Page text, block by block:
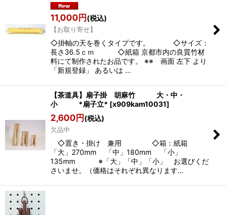
11,000円(税込)
【お取り寄せ】
◇掛軸の天を巻くタイプです。 ◇サイズ：
長さ36.5ｃｍ ◇紙箱 京都市内の良質竹材
料にて制作されたお品です。 ※※ 画面 左下 より
「新規登録」 あるいは …
【茶道具】扇子掛 胡麻竹 大・中・
小 *扇子立* [x909kam10031]
2,600円(税込)
欠品中
◇置き・掛け 兼用 ◇箱：紙箱
「大」270mm 「中」180mm 「小」
135mm ※「大」「中」「小」 お選びくだ
さいませ。（価格はそれぞれ異なります…